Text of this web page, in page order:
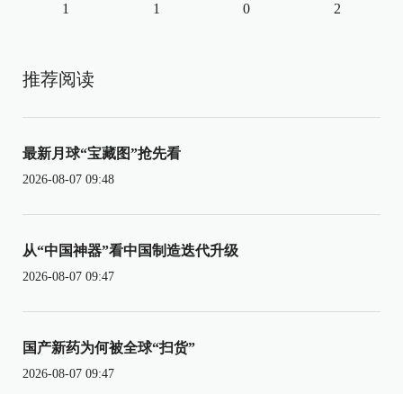
1 1 0 2
推荐阅读
最新月球“宝藏图”抢先看
2026-08-07 09:48
从“中国神器”看中国制造迭代升级
2026-08-07 09:47
国产新药为何被全球“扫货”
2026-08-07 09:47